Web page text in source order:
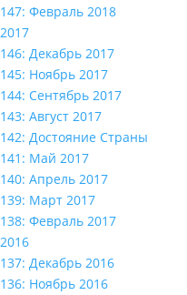
147: Февраль 2018
2017
146: Декабрь 2017
145: Ноябрь 2017
144: Сентябрь 2017
143: Август 2017
142: Достояние Страны
141: Май 2017
140: Апрель 2017
139: Март 2017
138: Февраль 2017
2016
137: Декабрь 2016
136: Ноябрь 2016